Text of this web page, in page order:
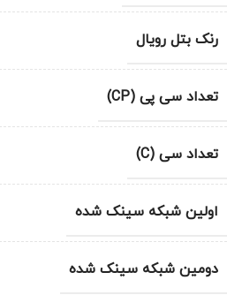
رنک بتل رویال
تعداد سی پی (CP)
تعداد سی (C)
اولین شبکه سینک شده
دومین شبکه سینک شده